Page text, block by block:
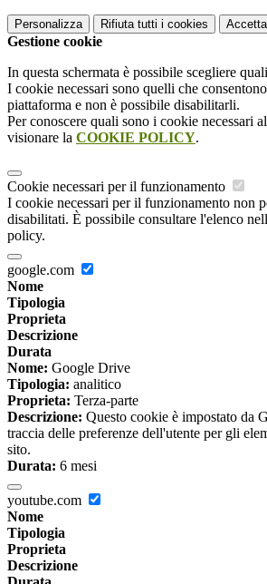
Personalizza Rifiuta tutti i cookies
Gestione cookie
In questa schermata è possibile scegliere
I cookie necessari sono quelli che
piattaforma e non è possibile disabilitarli.
Per conoscere quali sono i cookie necessari
visionare la COOKIE POLICY.
Cookie necessari per il funzionamento
I cookie necessari per il funzionamento non
disabilitati. È possibile consultare l'elenco
policy.
google.com
Nome
Tipologia
Proprieta
Descrizione
Durata
Nome: Google Drive
Tipologia: analitico
Proprieta: Terza-parte
Descrizione: Questo cookie è impostato da
traccia delle preferenze dell'utente per gli
sito.
Durata: 6 mesi
youtube.com
Nome
Tipologia
Proprieta
Descrizione